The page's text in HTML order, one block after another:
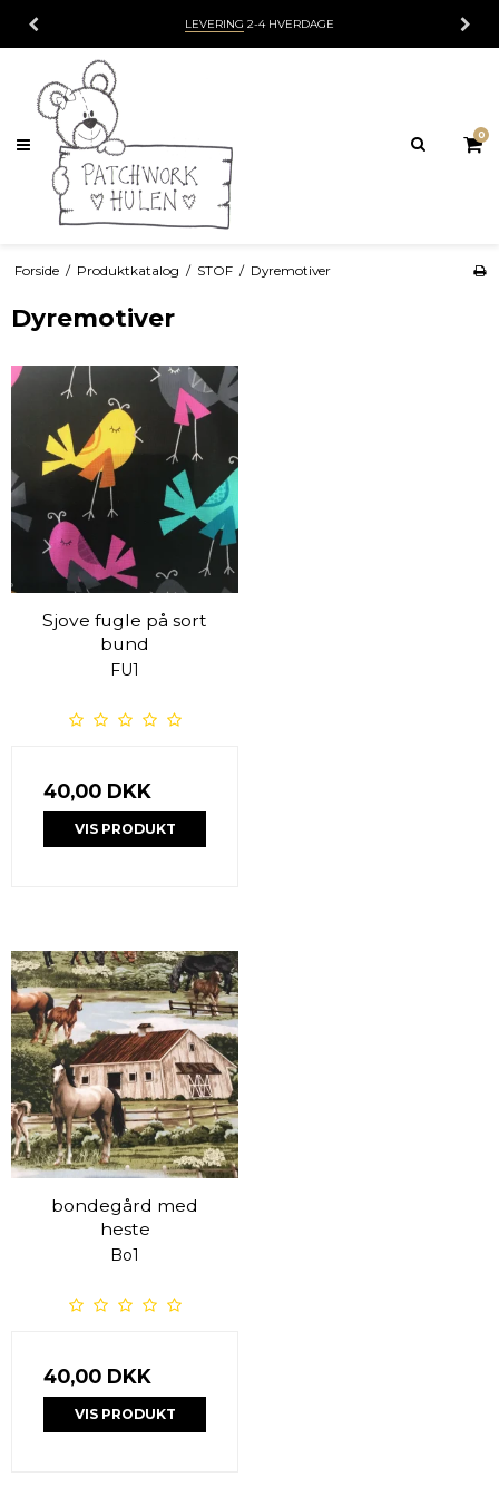
ÅBEN TORSDAG OG FREDAG 11-17 SAMT DEN 1. WEEKEND I MÅNEDEN, LØRDAG
0
Forside / Produktkatalog / STOF / Dyremotiver
Dyremotiver
Sjove fugle på sort
bund
FU1
40,00 DKK
VIS PRODUKT
bondegård med
heste
Bo1
40,00 DKK
VIS PRODUKT